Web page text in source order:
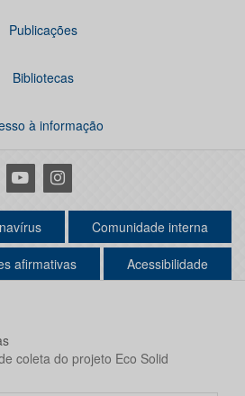
Publicações
Bibliotecas
à informação
YoutubeInstagram
Comunidade interna
afirmativas Acessibilidade
coleta do projeto Eco Solid